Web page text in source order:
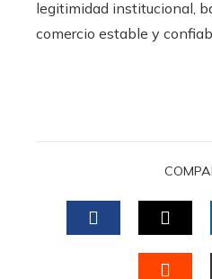
legitimidad institucional,
comercio estable y
FACEBOOK